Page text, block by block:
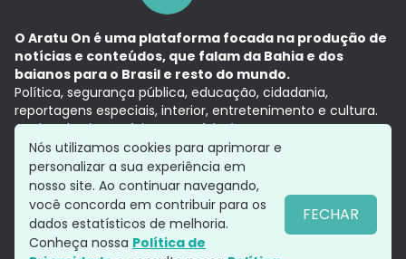
O Aratu On é uma plataforma focada na produção de
notícias e conteúdos, que falam da Bahia e dos
baianos para o Brasil e resto do mundo.
Política, segurança pública, educação, cidadania,
reportagens especiais, interior, entretenimento e cultura.
Aqui, tudo vira notícia e a notícia é no tempo presente,
com a credibilidade do Grupo Aratu.
Grupo Aratu
Política de privacidade
Siga-nos
Nós utilizamos cookies para aprimorar e
personalizar a sua experiência em
nosso site. Ao continuar navegando,
você concorda em contribuir para os
dados estatísticos de melhoria.
Conheça nossa Política de
FECHAR